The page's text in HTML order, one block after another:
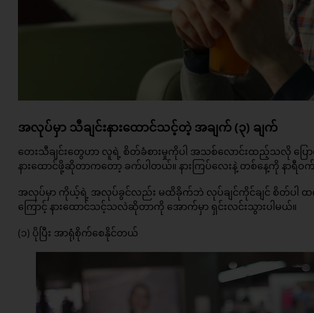
အလုပ်မှာ သီချင်းနားထောင်သင့်တဲ့ အချက် (၃) ချက်
တေးသီချင်းတွေဟာ လူရဲ့ စိတ်ခံစားမှုကိုပါ အသစ်လောင်းထည့်သလို ပြော
နားထောင်ဖို့ဆိုတာကတော့ ခက်ပါတယ်။ နားကြပ်လေးနဲ့ တစ်နေ့ကို နာရီဝ
အလုပ်မှာ ကိုယ့်ရဲ့ အလုပ်ခွင်လည်း မထိခိုက်ဘဲ လုပ်ချင်ကိုင်ချင် စိတ်ပါ ထ
ကြောင့် နားထောင်သင့်သလဲဆိုတာကို အောက်မှာ ရှင်းလင်းသွားပါမယ်။
(၁) ပိုပြီး အာရုံစိုက်စေနိုင်တယ်